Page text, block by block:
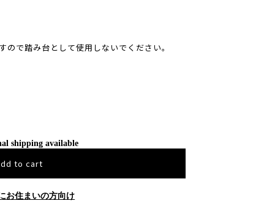
で踏み台として使用しないでください。
shipping available
to cart
お住まいの方向け